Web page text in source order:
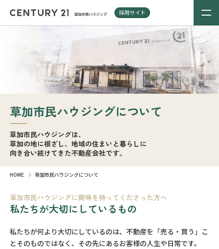
採用サイト
草加市民ハウジングについて
草加市民ハウジングは、
草加の地に根ざし、地域の住まいと暮らしに
向き合い続けてきた不動産会社です。
HOME 草加市民ハウジングについて
草加市民ハウジングに興味を持ってくださった方へ
私たちが大切にしているもの
私たちが何より大切にしているのは、不動産を「売る・買う」こ
とそのものではなく、その先にあるお客様の人生や日常です。